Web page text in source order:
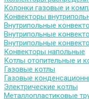
Колонки газовые и
Конвекторы
Внутрипольные
Внутрипольные
Внутрипольные
Конвекторы напольные
Котлы отопительные и
Газовые котлы
Газовые
Электрические котлы
Металлопластиковые